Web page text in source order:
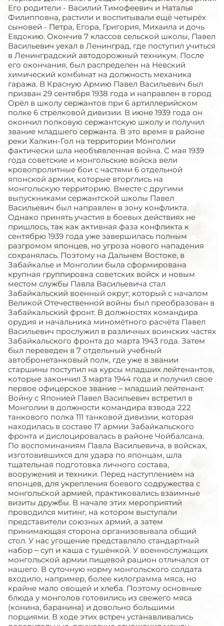
Его родители - Василий Тимофеевич и Наталья
Филипповна, растили и воспитывали ещё четырёх
сыновей - Петра, Егора, Григория, Михаила и дочь
Евдокию. Окончив 7 классов сельской школы, Павел
Васильевич уехал в Ленинград, где поступил учиться
в Ленинградский автодорожный техникум. После
его окончания, был распределен на Невский
химический комбинат на должность механика
гаража. В Красную Армию Павел Васильевич был
призван 29 сентября 1938 года и направлен в город
Орёл в школу сержантов при 6 артиллерийском
полке 6 стрелковой дивизии. В июне 1939 года он
окончил полковую сержантскую школу и получил
звание младшего сержанта. В это время в районе
реки Халкин-Гол на территории Монголии
фактически шла необъявленная война. С мая 1939
года советские и монгольские войска вели
кровопролитные бои с частями 6 отдельной
японской армии, которые вторглись на
монгольскую территорию. Вместе с другими
выпускниками сержантской школы Павел
Васильевич был направлен в зону конфликта.
Однако принять участия в боевых действиях не
пришлось, так как активная фаза конфликта к
сентябрю 1939 года уже завершилась полным
разгромом японцев, но угроза нового нападения
сохранялась. Поэтому на Дальнем Востоке, в
Забайкалье и Монголии была сформирована
крупная группировка советских войск и новым
местом службы Павла Васильевича стал
Забайкальский военный округ, который с началом
Великой Отечественной войны был преобразован в
Забайкальский фронт. В должностях командира
орудия и начальника миномётного расчёта Павел
Васильевич прослужил в различных воинских частях
Забайкальского фронта до марта 1943 года. Затем
был переведен в 7 отдельный учебный
автобронетанковый полк, где уже в звании
старшины поступил на курсы младших лейтенантов,
которые закончил 3 марта 1944 года и получил свое
первое офицерское звание – младший лейтенант.
Войну с Японией Павел Васильевич встретил в
Монголии в должности командира взвода 222
танкового полка 111 танковой дивизии, которая
находилась в составе 17 армии Забайкальского
фронта и дислоцировалась в районе Чойбалсана.
По воспоминаниям Павла Васильевича, в войсках,
изготовившихся для удара по японцам, шла
тщательная подготовка личного состава,
вооружения и техники. Перед наступлением на
японцев, для укрепления боевого содружества с
монгольской армией, практиковались взаимные
визиты дружбы. В начале этих мероприятий
проводился митинг, на котором выступали
представители союзных армий, а затем
принимающая сторона организовывала общий
стол. У нас угощение представляло стандартный
набор – суп и каша с тушёнкой. У военнослужащих
монгольской армии пищевой рацион отличался от
нашего. В суточную норму монгольского солдата
входило, например, более килограмма мяса, но
крайне мало овощей и хлеба. Поэтому основные
блюда у монголов готовились из свежего мяса
(конина, баранина) и довольно большими
порциями. В ходе этих встреч устанавливались